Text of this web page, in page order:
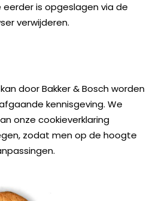
is opgeslagen via de
verwijderen.
door Bakker & Bosch worden
kennisgeving. We
onze cookieverklaring
zodat men op de hoogte